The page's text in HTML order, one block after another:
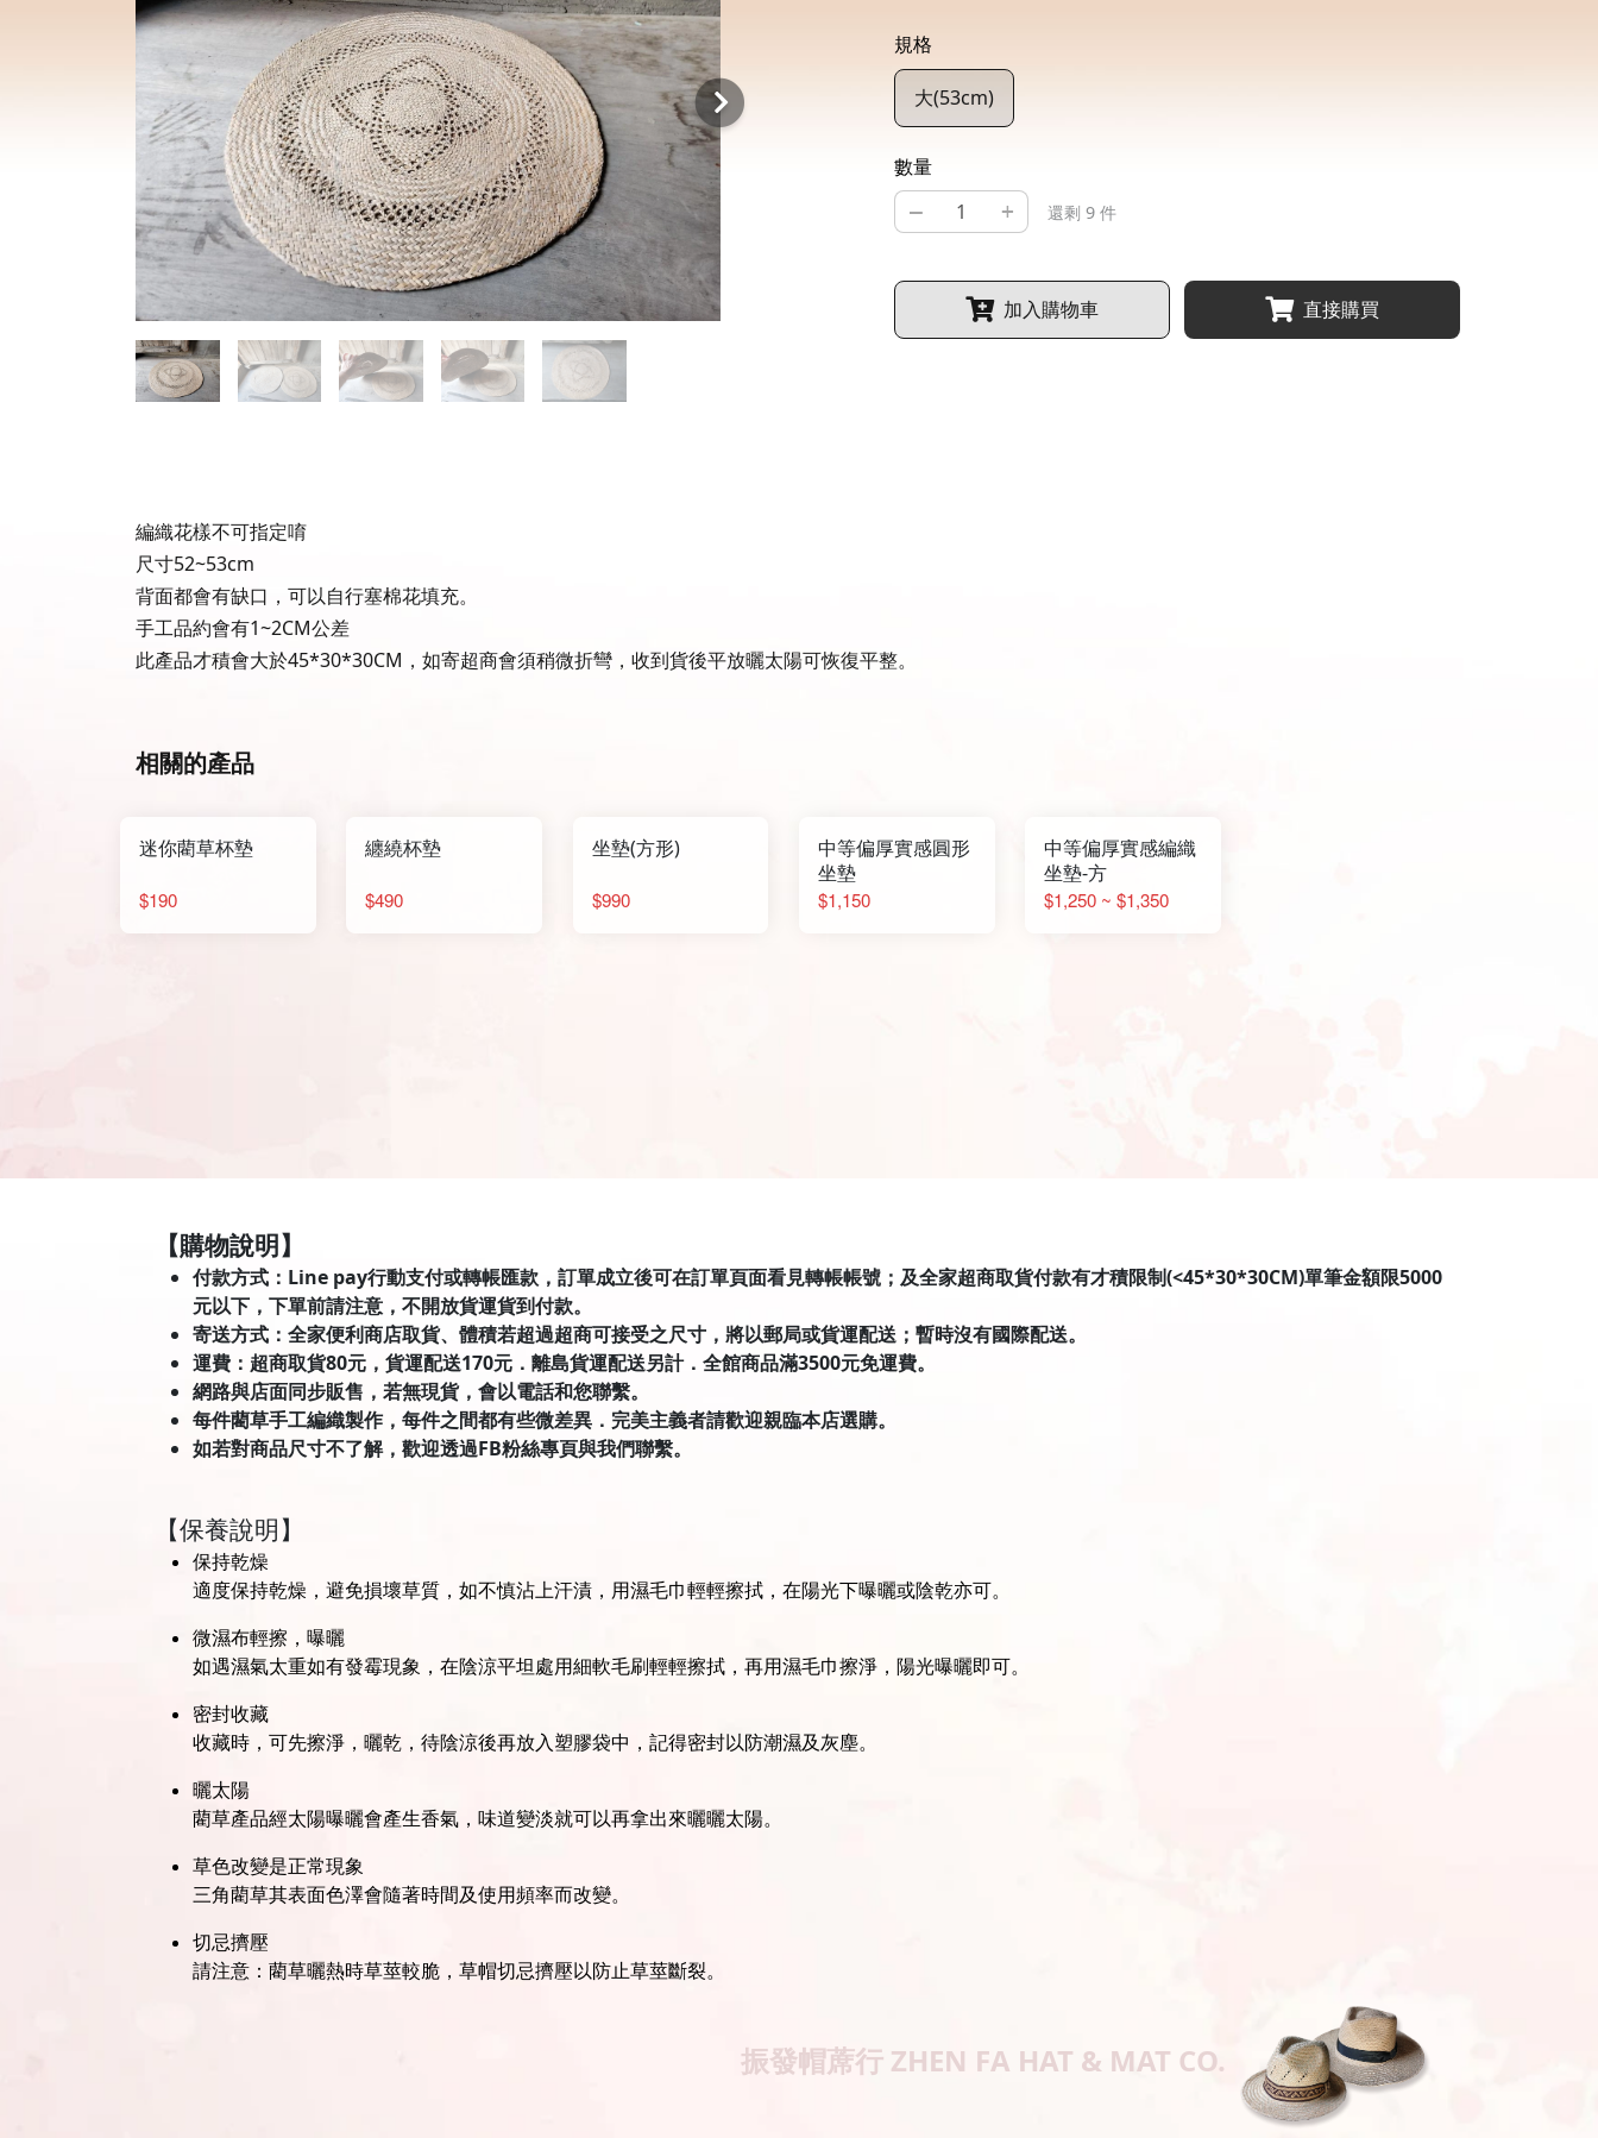
規格
大(53cm)
數量
– + 還剩 9 件
加入購物車 直接購買
編織花樣不可指定唷
尺寸52~53cm
背面都會有缺口，可以自行塞棉花填充。
手工品約會有1~2CM公差
此產品才積會大於45*30*30CM，如寄超商會須稍微折彎，收到貨後平放曬太陽可恢復平整。
相關的產品
迷你藺草杯墊
$190
纏繞杯墊
$490
坐墊(方形)
$990
中等偏厚實感圓形
坐墊
$1,150
中等偏厚實感編織
坐墊-方
$1,250 ~ $1,350
【購物說明】
付款方式：Line pay行動支付或轉帳匯款，訂單成立後可在訂單頁面看見轉帳帳號；及全家超商取貨付款有才積限制(<45*30*30CM)單筆金額限5000
元以下，下單前請注意，不開放貨運貨到付款。
寄送方式：全家便利商店取貨、體積若超過超商可接受之尺寸，將以郵局或貨運配送；暫時沒有國際配送。
運費：超商取貨80元，貨運配送170元．離島貨運配送另計．全館商品滿3500元免運費。
網路與店面同步販售，若無現貨，會以電話和您聯繫。
每件藺草手工編織製作，每件之間都有些微差異．完美主義者請歡迎親臨本店選購。
如若對商品尺寸不了解，歡迎透過FB粉絲專頁與我們聯繫。
【保養說明】
保持乾燥
適度保持乾燥，避免損壞草質，如不慎沾上汗漬，用濕毛巾輕輕擦拭，在陽光下曝曬或陰乾亦可。
微濕布輕擦，曝曬
如遇濕氣太重如有發霉現象，在陰涼平坦處用細軟毛刷輕輕擦拭，再用濕毛巾擦淨，陽光曝曬即可。
密封收藏
收藏時，可先擦淨，曬乾，待陰涼後再放入塑膠袋中，記得密封以防潮濕及灰塵。
曬太陽
藺草產品經太陽曝曬會產生香氣，味道變淡就可以再拿出來曬曬太陽。
草色改變是正常現象
三角藺草其表面色澤會隨著時間及使用頻率而改變。
切忌擠壓
請注意：藺草曬熱時草莖較脆，草帽切忌擠壓以防止草莖斷裂。
振發帽蓆行 ZHEN FA HAT & MAT CO.